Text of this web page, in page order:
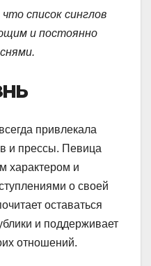
список синглов
и постоянно
привлекала
и прессы. Певица
характером и
о своей
оставаться
и поддерживает
отношений.